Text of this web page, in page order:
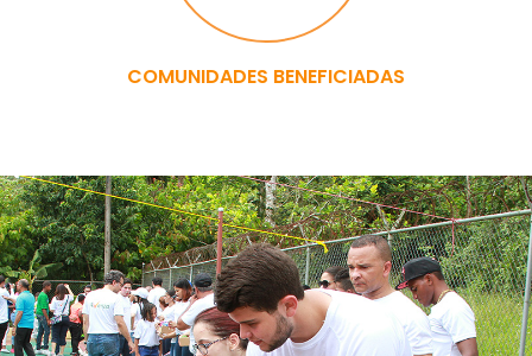
COMUNIDADES BENEFICIADAS